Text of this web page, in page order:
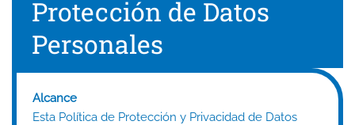
Protección de Datos
Personales
Alcance
Esta Política de Protección y Privacidad de Datos